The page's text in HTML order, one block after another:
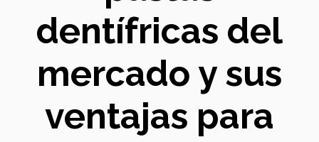
dentífricas del
mercado y sus
ventajas para